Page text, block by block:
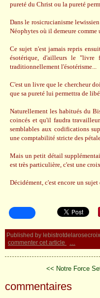
pureté du Christ ou la pureté
Dans le rosicrucianisme
Néophytes où il demeure comme
Ce sujet n'est jamais repris
ésotérique, d'ailleurs le "livre
traditionnellement l'ésotérisme...
C'est un livre que le chercheur
que sa pureté lui permettra de
Naturellement les habitués du
coincés et qu'il faudra
semblables aux codifications
une comptabilité stricte des
Mais un petit détail
est très particulière, c'est une
Décidément, c'est encore un sujet
Published by
commenter cet article
…
<< Notre Force
commentaires